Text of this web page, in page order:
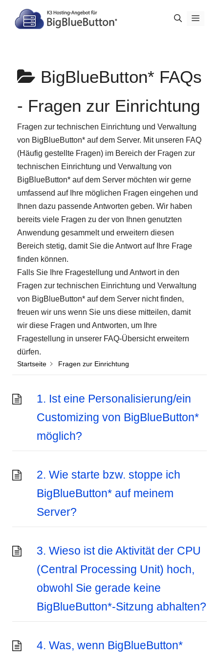
springen
Menü
BigBlueButton* FAQs
- Fragen zur Einrichtung
Fragen zur technischen Einrichtung und Verwaltung
von BigBlueButton* auf dem Server. Mit unseren FAQ
(Häufig gestellte Fragen) im Bereich der Fragen zur
technischen Einrichtung und Verwaltung von
BigBlueButton* auf dem Server möchten wir gerne
umfassend auf Ihre möglichen Fragen eingehen und
Ihnen dazu passende Antworten geben. Wir haben
bereits viele Fragen zu der von Ihnen genutzten
Anwendung gesammelt und erweitern diesen
Bereich stetig, damit Sie die Antwort auf Ihre Frage
finden können.
Falls Sie Ihre Fragestellung und Antwort in den
Fragen zur technischen Einrichtung und Verwaltung
von BigBlueButton* auf dem Server nicht finden,
freuen wir uns wenn Sie uns diese mitteilen, damit
wir diese Fragen und Antworten, um Ihre
Fragestellung in unserer FAQ-Übersicht erweitern
dürfen.
Startseite Fragen zur Einrichtung
1. Ist eine Personalisierung/ein
Customizing von BigBlueButton*
möglich?
2. Wie starte bzw. stoppe ich
BigBlueButton* auf meinem
Server?
3. Wieso ist die Aktivität der CPU
(Central Processing Unit) hoch,
obwohl Sie gerade keine
BigBlueButton*-Sitzung abhalten?
4. Was, wenn BigBlueButton*